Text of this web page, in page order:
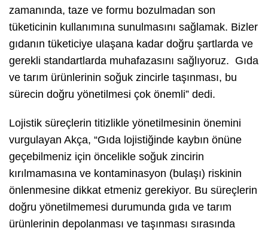
zamanında, taze ve formu bozulmadan son
tüketicinin kullanımına sunulmasını sağlamak. Bizler
gıdanın tüketiciye ulaşana kadar doğru şartlarda ve
gerekli standartlarda muhafazasını sağlıyoruz. Gıda
ve tarım ürünlerinin soğuk zincirle taşınması, bu
sürecin doğru yönetilmesi çok önemli” dedi.
Lojistik süreçlerin titizlikle yönetilmesinin önemini
vurgulayan Akça, “Gıda lojistiğinde kaybın önüne
geçebilmeniz için öncelikle soğuk zincirin
kırılmamasına ve kontaminasyon (bulaşı) riskinin
önlenmesine dikkat etmeniz gerekiyor. Bu süreçlerin
doğru yönetilmemesi durumunda gıda ve tarım
ürünlerinin depolanması ve taşınması sırasında